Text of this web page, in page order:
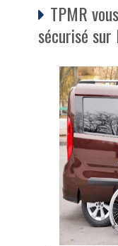
TPMR
sécurisé sur